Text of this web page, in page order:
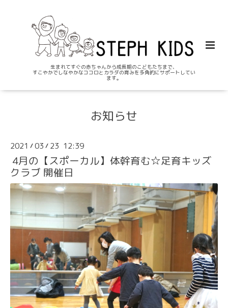
生まれてすぐの赤ちゃんから成長期のこどもたちまで、
すこやかでしなやかなココロとカラダの育みを多角的にサポートしてい
ます。
お知らせ
2021 /03 / 23 12:39
4月の【スポーカル】体幹育む☆足育キッズ
クラブ 開催日